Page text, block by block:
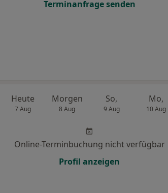
Terminanfrage senden
Heute
7 Aug
Morgen
8 Aug
So,
9 Aug
Mo,
10 Aug
Online-Terminbuchung nicht verfügbar
Profil anzeigen